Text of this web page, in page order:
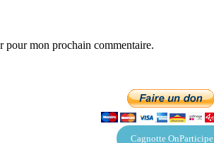
pour mon prochain commentaire.
Cagnotte OnParticipe